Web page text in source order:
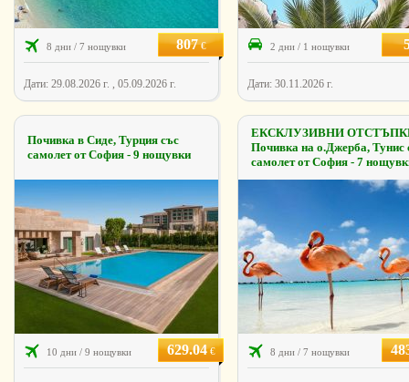
8 дни / 7 нощувки 807€
Дати: 29.08.2026 г. , 05.09.2026 г.
2 дни / 1 нощувки
Дати: 30.11.2026 г.
Почивка в Сиде, Турция със
самолет от София - 9 нощувки
10 дни / 9 нощувки 629.04€
ЕКСКЛУЗИВНИ
Почивка на о.Джерба, Тунис
самолет от София - 7
8 дни / 7 нощувки